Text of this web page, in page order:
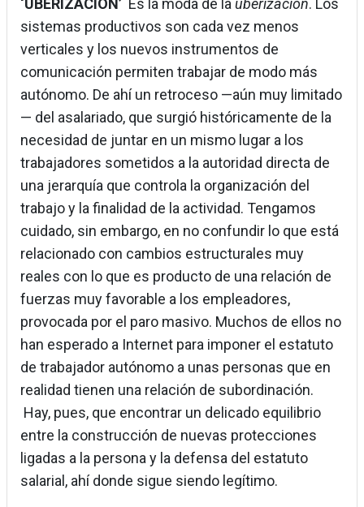
‘UBERIZACIÓN’ Es la moda de la uberización. Los
sistemas productivos son cada vez menos
verticales y los nuevos instrumentos de
comunicación permiten trabajar de modo más
autónomo. De ahí un retroceso —aún muy limitado
— del asalariado, que surgió históricamente de la
necesidad de juntar en un mismo lugar a los
trabajadores sometidos a la autoridad directa de
una jerarquía que controla la organización del
trabajo y la finalidad de la actividad. Tengamos
cuidado, sin embargo, en no confundir lo que está
relacionado con cambios estructurales muy
reales con lo que es producto de una relación de
fuerzas muy favorable a los empleadores,
provocada por el paro masivo. Muchos de ellos no
han esperado a Internet para imponer el estatuto
de trabajador autónomo a unas personas que en
realidad tienen una relación de subordinación.
Hay, pues, que encontrar un delicado equilibrio
entre la construcción de nuevas protecciones
ligadas a la persona y la defensa del estatuto
salarial, ahí donde sigue siendo legítimo.